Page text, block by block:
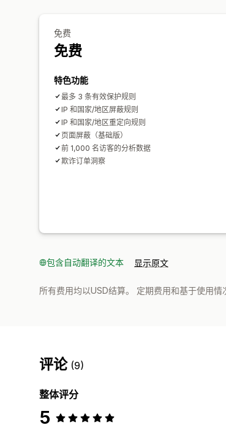
免费
免费
特色功能
最多 3 条有效保护规则
IP 和国家/地区屏蔽规则
IP 和国家/地区重定向规则
页面屏蔽（基础版）
前 1,000 名访客的分析数据
欺诈订单洞察
包含自动翻译的文本 显示原文
所有费用均以USD结算。 定期费用和基于使用情
评论 (9)
整体评分
5